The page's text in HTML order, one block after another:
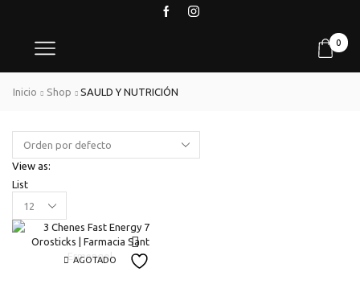
0
Inicio Shop SAULD Y NUTRICIÓN
View as:
List
per
page
AGOTADO